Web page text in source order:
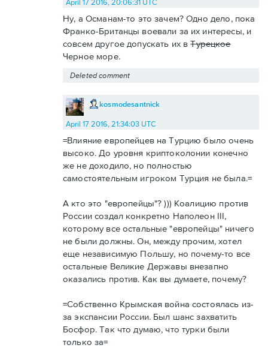
April 17 2016, 20:06:31 UTC
Ну, а Османам-то это зачем? Одно дело, пока
Франко-Британцы воевали за их интересы, и
совсем другое допускать их вТурецкое
Черное море.
Deleted comment
kosmodesantnick
April 17 2016, 21:34:03 UTC
=Влияние европейцев на Турцию было очень
высоко. До уровня криптоколонии конечно
же не доходило, но полностью
самостоятельным игроком Турция не была.=
А кто это "европейцы"? ))) Коалицию против
России создал конкретно Наполеон III,
которому все остальные "европейцы" ничего
не были должны. Он, между прочим, хотел
еще независимую Польшу, но почему-то все
остальные Великие Державы внезапно
оказались против. Как вы думаете, почему?
=Собственно Крымская война состоялась из-
за экспансии России. Был шанс захватить
Босфор. Так что думаю, что турки были
только за=